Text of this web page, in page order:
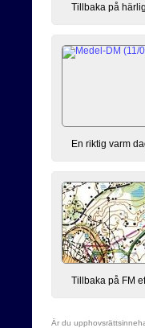
Tillbaka på
En riktig varm
Tillbaka på FM
Är du